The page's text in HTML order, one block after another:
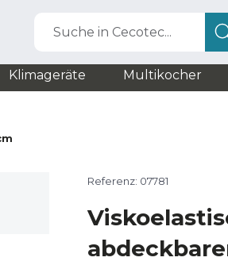
Suche in Cecotec...
Klimageräte Multikocher
Referenz: 07781